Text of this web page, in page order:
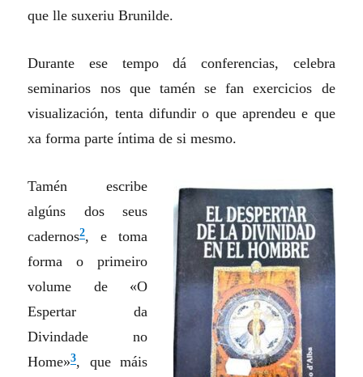
que lle suxeriu Brunilde.
Durante ese tempo dá conferencias, celebra
seminarios nos que tamén se fan exercicios de
visualización, tenta difundir o que aprendeu e que
xa forma parte íntima de si mesmo.
Tamén escribe
algúns dos seus
cadernos2, e toma
forma o primeiro
volume de «O
Espertar da
Divindade no
Home»3, que máis